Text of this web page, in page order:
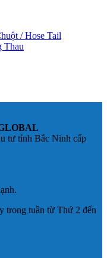
/ Hose Tail
Thau
tư tỉnh Bắc Ninh cấp
trong tuần từ Thứ 2 đến